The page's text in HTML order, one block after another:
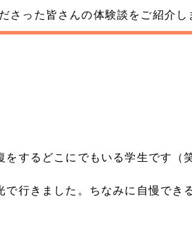
った皆さんの体験談をご紹介し
するどこにでもいる学生です（笑
行きました。ちなみに自慢でき